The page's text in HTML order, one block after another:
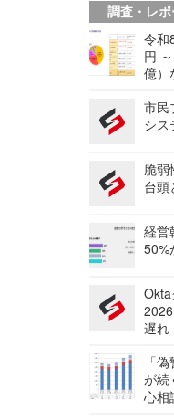
調査・レ
令和
円
億）
市民
シス
脆弱
台頭
経営
50%
遅れ
「
が続
心相